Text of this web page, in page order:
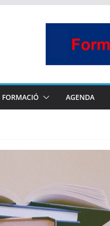
FORMACIÓ AGENDA